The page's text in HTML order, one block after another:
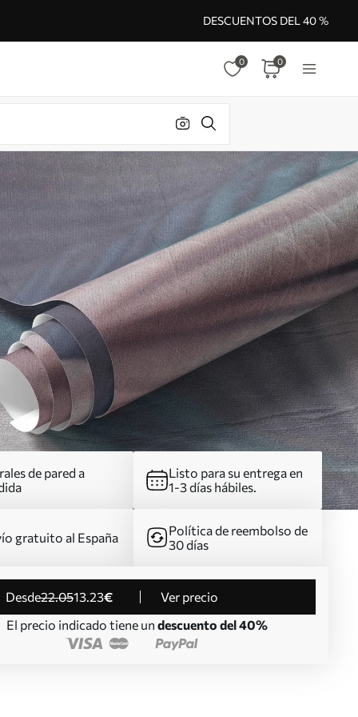
DESCUENTOS DEL 40 %
0 0
de pared a
Listo para su entrega en
1-3 días hábiles.
gratuito al España
Política de reembolso de
30 días
desde22.0513.23€
Ver precio
El precio indicado tiene un descuento del 40%